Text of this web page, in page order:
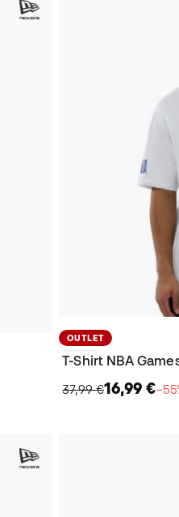
OUTLET
T-Shirt NBA
37,99 €16,99 €